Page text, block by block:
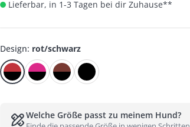
Lieferbar, in 1-3 Tagen bei dir Zuhause**
Design: rot/schwarz
Welche Größe passt zu meinem Hund?